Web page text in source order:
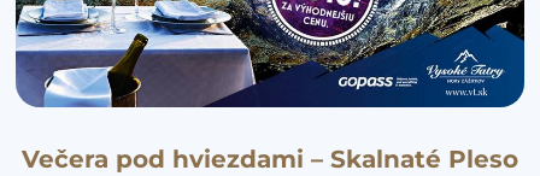
Večera pod hviezdami – Skalnaté Pleso